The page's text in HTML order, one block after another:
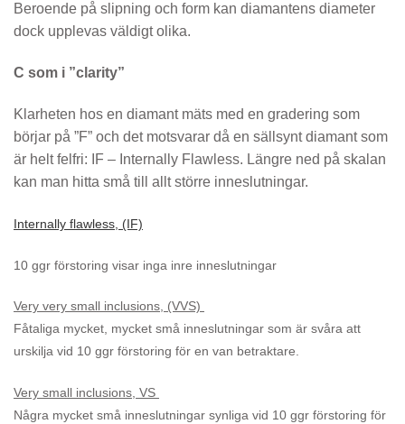
Beroende på slipning och form kan diamantens diameter
dock upplevas väldigt olika.
C som i ”clarity”
Klarheten hos en diamant mäts med en gradering som
börjar på ”F” och det motsvarar då en sällsynt diamant som
är helt felfri: IF – Internally Flawless. Längre ned på skalan
kan man hitta små till allt större inneslutningar.
Internally flawless, (IF)
10 ggr förstoring visar inga inre inneslutningar
Very very small inclusions, (VVS)
Fåtaliga mycket, mycket små inneslutningar som är svåra att
urskilja vid 10 ggr förstoring för en van betraktare.
Very small inclusions, VS
Några mycket små inneslutningar synliga vid 10 ggr förstoring för